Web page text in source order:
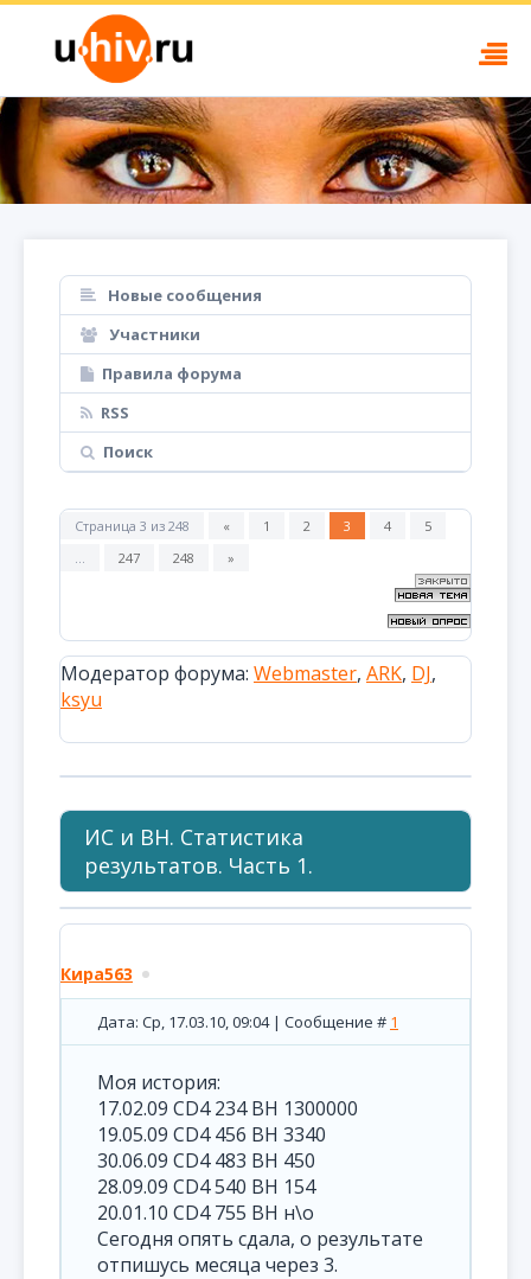
Новые сообщения
Участники
Правила форума
RSS
Поиск
Страница 3 из 248 « 1 2 3 4
5
…
247 248 »
Модератор форума: Webmaster, ARK, DJ,
ksyu
ИС и ВН. Статистика
результатов. Часть 1.
Кира563
Дата: Ср, 17.03.10, 09:04 | Сообщение # 1
Моя история:
17.02.09 CD4 234 ВН 1300000
19.05.09 CD4 456 ВН 3340
30.06.09 CD4 483 ВН 450
28.09.09 CD4 540 ВН 154
20.01.10 CD4 755 ВН н\о
Сегодня опять сдала, о результате
отпишусь месяца через 3.